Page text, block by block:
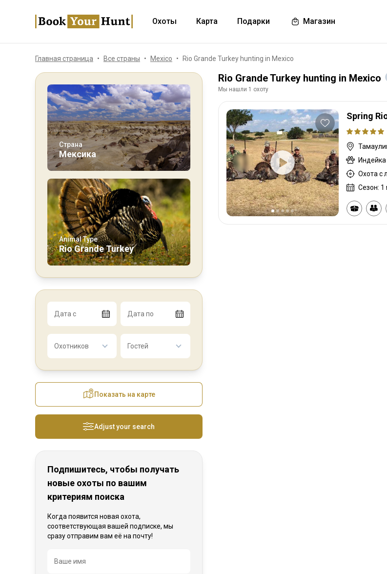
Охоты Карта Подарки Магазин
Главная страница Все страны Mexico Rio Grande Turkey hunting in Mexico
Страна
Мексика
Animal Type
Rio Grande Turkey
Дата с Дата по
Охотников Гостей
Показать на карте
Adjust your search
Подпишитесь, чтобы получать
новые охоты по вашим
критериям поиска
Когда появится новая охота,
соответствующая вашей подписке, мы
сразу отправим вам её на почту!
Название
Ваше имя
Rio Grande Turkey hunting in Mexico
Мы нашли 1 охоту
Spring
Сезон: 1